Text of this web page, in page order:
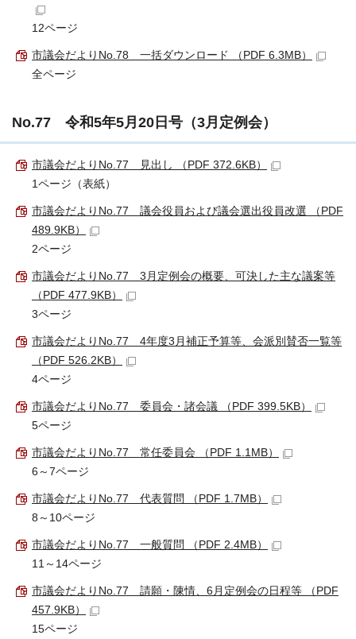
12ページ
市議会だよりNo.78＿一括ダウンロード （PDF 6.3MB）
全ページ
No.77 令和5年5月20日号（3月定例会）
市議会だよりNo.77＿見出し （PDF 372.6KB）
1ページ（表紙）
市議会だよりNo.77＿議会役員および議会選出役員改選 （PDF
489.9KB）
2ページ
市議会だよりNo.77＿3月定例会の概要、可決した主な議案等
（PDF 477.9KB）
3ページ
市議会だよりNo.77＿4年度3月補正予算等、会派別賛否一覧等
（PDF 526.2KB）
4ページ
市議会だよりNo.77＿委員会・諸会議 （PDF 399.5KB）
5ページ
市議会だよりNo.77＿常任委員会 （PDF 1.1MB）
6～7ページ
市議会だよりNo.77＿代表質問 （PDF 1.7MB）
8～10ページ
市議会だよりNo.77＿一般質問 （PDF 2.4MB）
11～14ページ
市議会だよりNo.77＿請願・陳情、6月定例会の日程等 （PDF
457.9KB）
15ページ